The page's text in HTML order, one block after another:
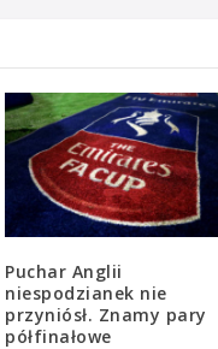
Puchar Anglii
niespodzianek nie
przyniósł. Znamy pary
półfinałowe